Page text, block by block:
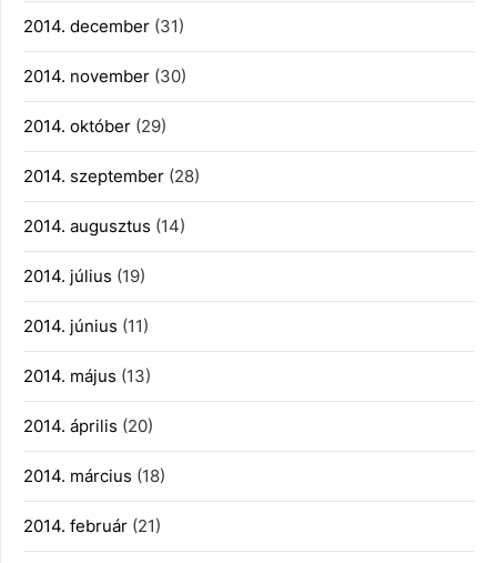
2014. december (31)
2014. november (30)
2014. október (29)
2014. szeptember (28)
2014. augusztus (14)
2014. július (19)
2014. június (11)
2014. május (13)
2014. április (20)
2014. március (18)
2014. február (21)